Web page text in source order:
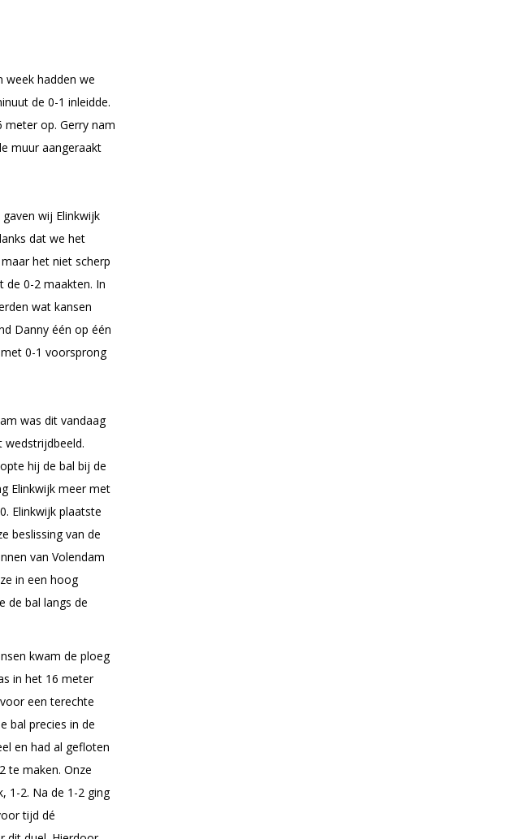
week hadden we
de 0-1 inleidde.
meter op. Gerry nam
muur aangeraakt
wij Elinkwijk
dat we het
het niet scherp
de 0-2 maakten. In
wat kansen
Danny één op één
0-1 voorsprong
was dit vandaag
wedstrijdbeeld.
hij de bal bij de
Elinkwijk meer met
Elinkwijk plaatste
beslissing van de
van Volendam
in een hoog
de bal langs de
kwam de ploeg
in het 16 meter
een terechte
bal precies in de
en had al gefloten
te maken. Onze
1-2. Na de 1-2 ging
tijd dé